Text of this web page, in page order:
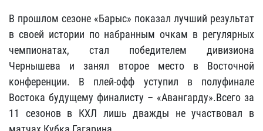
В прошлом сезоне «Барыс» показал лучший результат
в своей истории по набранным очкам в регулярных
чемпионатах, стал победителем дивизиона
Чернышева и занял второе место в Восточной
конференции. В плей-офф уступил в полуфинале
Востока будущему финалисту – «Авангарду».Всего за
11 сезонов в КХЛ лишь дважды не участвовал в